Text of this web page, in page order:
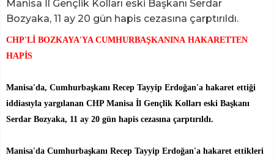
Manisa İl Gençlik Kolları eski Başkanı Serdar
Bozyaka, 11 ay 20 gün hapis cezasına çarptırıldı.
CHP'Lİ BOZKAYA'YA CUMHURBAŞKANINA HAKARETTEN
HAPİS
Manisa'da, Cumhurbaşkanı Recep Tayyip Erdoğan'a hakaret ettiği
iddiasıyla yargılanan CHP Manisa İl Gençlik Kolları eski Başkanı
Serdar Bozyaka, 11 ay 20 gün hapis cezasına çarptırıldı.
Manisa'da Cumhurbaşkanı Recep Tayyip Erdoğan'a hakaret ettikleri